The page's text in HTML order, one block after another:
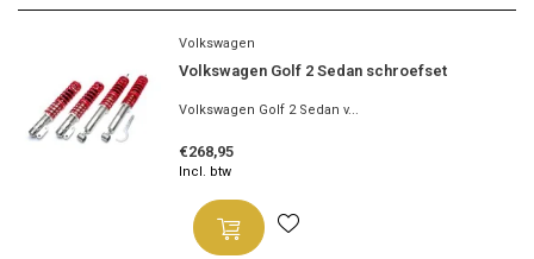
Volkswagen
Volkswagen Golf 2 Sedan schroefset
Volkswagen Golf 2 Sedan v...
€268,95
Incl. btw